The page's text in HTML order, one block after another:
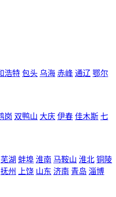
浩特 包头 乌海 赤峰 通辽 鄂尔
岗 双鸭山 大庆 伊春 佳木斯 七
芜湖 蚌埠 淮南 马鞍山 淮北 铜陵
抚州 上饶 山东 济南 青岛 淄博